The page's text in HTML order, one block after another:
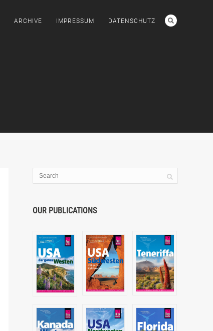
ARCHIVE IMPRESSUM DATENSCHUTZ
OUR PUBLICATIONS